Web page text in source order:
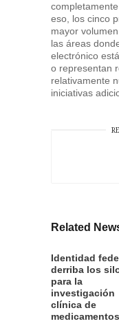
eso, los cinco
mayor
las áreas
electrónico
o representan
relativamente
iniciativas
Related
Identidad
derriba los
para la
investigación
clínica de
medicamentos